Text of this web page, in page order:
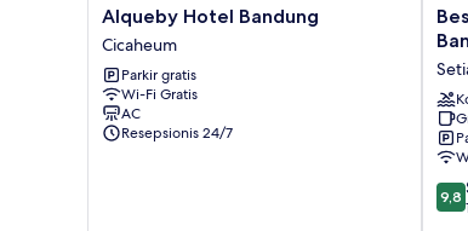
Alqueby
Hotel
Bandung
Cicaheum
Alqueby Hotel Bandung
Cicaheum
Parkir gratis
Wi-Fi Gratis
AC
Resepsionis 24/7
Best
9.8
dari
9,8